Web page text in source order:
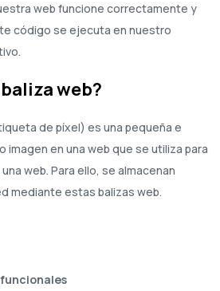
web funcione correctamente y
código se ejecuta en nuestro
web?
de píxel) es una pequeña e
imagen en una web que se utiliza para
web. Para ello, se almacenan
mediante estas balizas web.
funcionales